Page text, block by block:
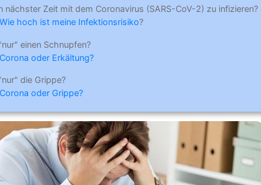
nächster Zeit mit dem Coronavirus (SARS-CoV-2) zu infizieren?
hoch ist meine Infektionsrisiko?
einen Schnupfen?
oder Erkältung?
die Grippe?
oder Grippe?